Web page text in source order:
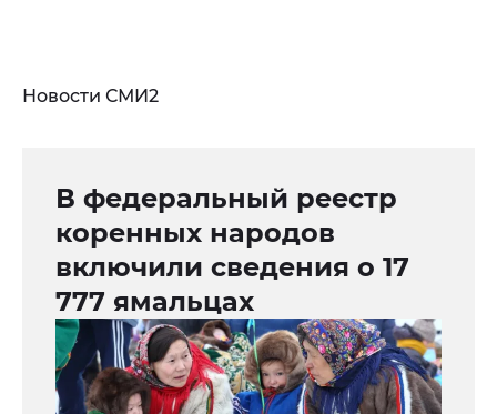
Новости СМИ2
В федеральный реестр
коренных народов
включили сведения о 17
777 ямальцах